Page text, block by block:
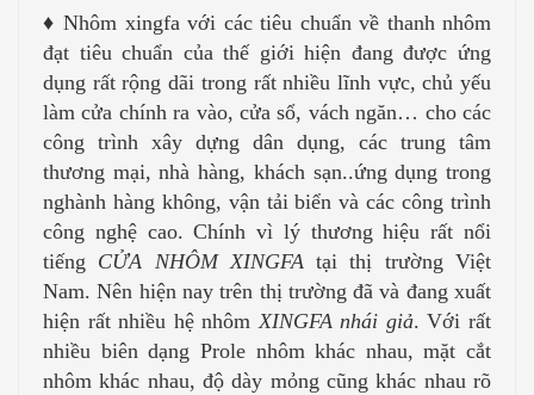
♦ Nhôm xingfa với các tiêu chuẩn về thanh nhôm
đạt tiêu chuẩn của thế giới hiện đang được ứng
dụng rất rộng dãi trong rất nhiều lĩnh vực, chủ yếu
làm cửa chính ra vào, cửa sổ, vách ngăn… cho các
công trình xây dựng dân dụng, các trung tâm
thương mại, nhà hàng, khách sạn..ứng dụng trong
nghành hàng không, vận tải biển và các công trình
công nghệ cao. Chính vì lý thương hiệu rất nổi
tiếng CỬA NHÔM XINGFAtại thị trường Việt
Nam. Nên hiện nay trên thị trường đã và đang xuất
hiện rất nhiều hệ nhômXINGFA nhái giả. Với rất
nhiều biên dạng Prole nhôm khác nhau, mặt cắt
nhôm khác nhau, độ dày mỏng cũng khác nhau rõ